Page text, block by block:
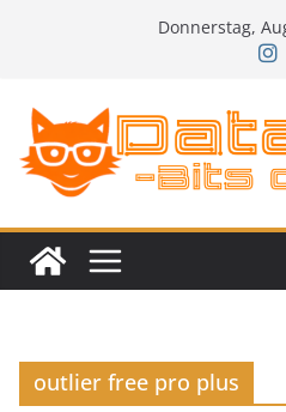
Donnerstag,
outlier free pro plus